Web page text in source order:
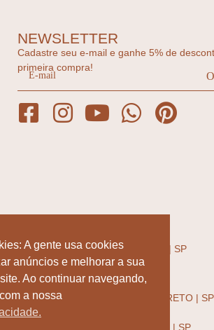
NEWSLETTER
Cadastre seu e-mail e ganhe 5% de
primeira compra!
RUA: JOSÉ MARIA LISBOA 1002,
JARDIM PAULISTA - SÃO PAULO | SP
SEG-SEXTA 10:00 - 19:00
SÁBADO 10:00 - 15:00
ATELIER PER LA CASA
RUA: JOSÉ SAPIENZA 349,
JARDIM SÃO LUIZ - RIBEIRÃO PRETO | SP
SEG-SEXTA 08:00 - 18:00
AV: INDEPENDÊNCIA 3840,
RES. FLORIDA RIBEIRÃO PRETO | SP
A gente usa cookies
anúncios e melhorar a sua
Ao continuar navegando,
a nossa